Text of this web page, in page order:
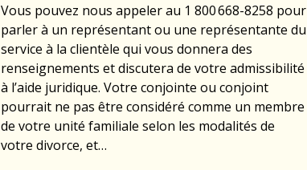
Vous pouvez nous appeler au 1 800 668-8258 pour
parler à un représentant ou une représentante du
service à la clientèle qui vous donnera des
renseignements et discutera de votre admissibilité
à l’aide juridique. Votre conjointe ou conjoint
pourrait ne pas être considéré comme un membre
de votre unité familiale selon les modalités de
votre divorce, et…